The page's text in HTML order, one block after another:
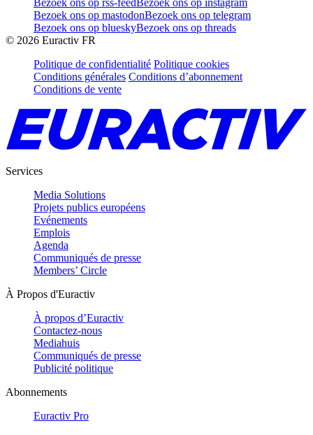
Bezoek ons op rss-feedBezoek ons op instagram
Bezoek ons op mastodonBezoek ons op telegram
Bezoek ons op blueskyBezoek ons op threads
© 2026 Euractiv FR
Politique de confidentialité Politique cookies
Conditions générales Conditions d’abonnement
Conditions de vente
Services
Media Solutions
Projets publics européens
Evénements
Emplois
Agenda
Communiqués de presse
Members’ Circle
À Propos d'Euractiv
À propos d’Euractiv
Contactez-nous
Mediahuis
Communiqués de presse
Publicité politique
Abonnements
Euractiv Pro